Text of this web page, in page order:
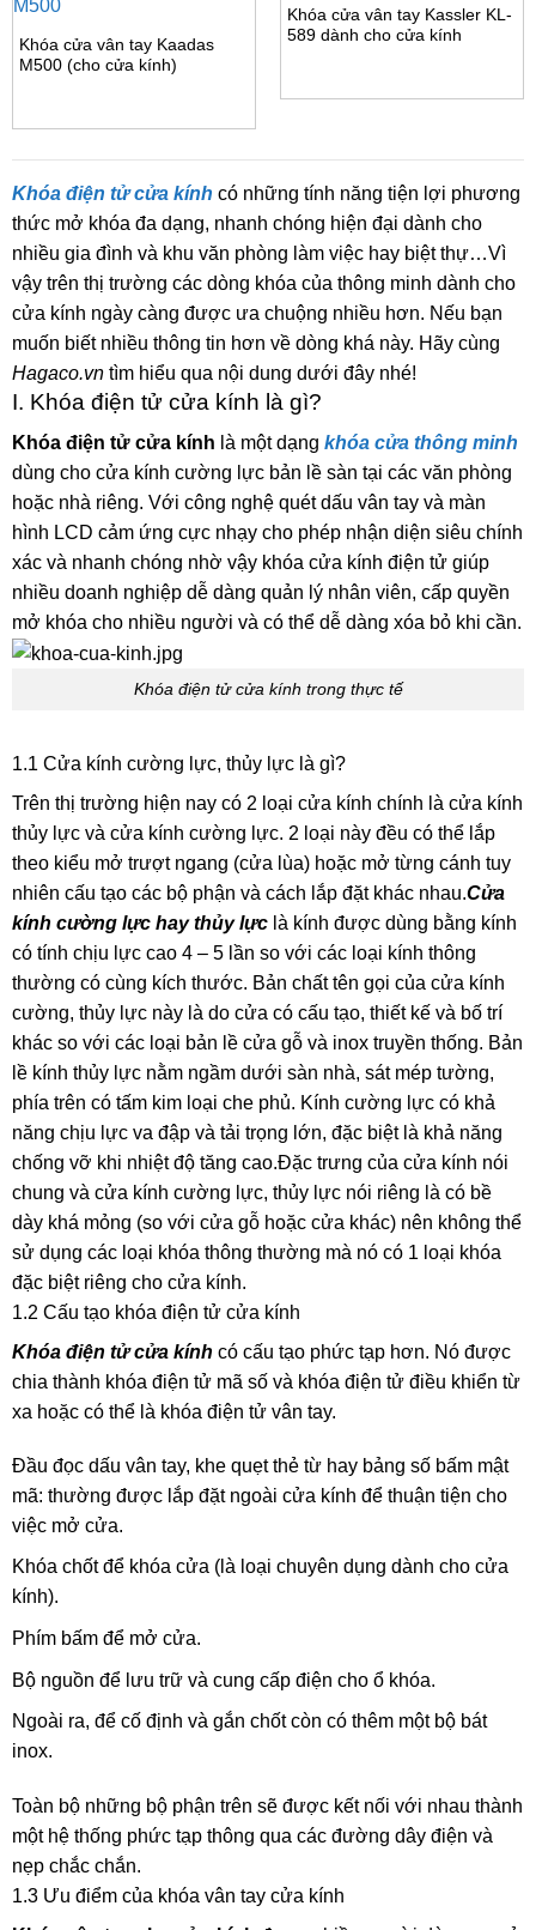
Khóa cửa vân tay Kaadas
M500 (cho cửa kính)
Khóa cửa vân tay Kassler KL-
589 dành cho cửa kính
Khóa điện tử cửa kính có những tính năng tiện lợi phương
thức mở khóa đa dạng, nhanh chóng hiện đại dành cho
nhiều gia đình và khu văn phòng làm việc hay biệt thự…Vì
vậy trên thị trường các dòng khóa của thông minh dành cho
cửa kính ngày càng được ưa chuộng nhiều hơn. Nếu bạn
muốn biết nhiều thông tin hơn về dòng khá này. Hãy cùng
Hagaco.vn tìm hiểu qua nội dung dưới đây nhé!
I. Khóa điện tử cửa kính là gì?
Khóa điện tử cửa kính là một dạng khóa cửa thông minh
dùng cho cửa kính cường lực bản lề sàn tại các văn phòng
hoặc nhà riêng. Với công nghệ quét dấu vân tay và màn
hình LCD cảm ứng cực nhạy cho phép nhận diện siêu chính
xác và nhanh chóng nhờ vậy khóa cửa kính điện tử giúp
nhiều doanh nghiệp dễ dàng quản lý nhân viên, cấp quyền
mở khóa cho nhiều người và có thể dễ dàng xóa bỏ khi cần.
Khóa điện tử cửa kính trong thực tế
1.1 Cửa kính cường lực, thủy lực là gì?
Trên thị trường hiện nay có 2 loại cửa kính chính là cửa kính
thủy lực và cửa kính cường lực. 2 loại này đều có thể lắp
theo kiểu mở trượt ngang (cửa lùa) hoặc mở từng cánh tuy
nhiên cấu tạo các bộ phận và cách lắp đặt khác nhau.Cửa
kính cường lực hay thủy lực là kính được dùng bằng kính
có tính chịu lực cao 4 – 5 lần so với các loại kính thông
thường có cùng kích thước. Bản chất tên gọi của cửa kính
cường, thủy lực này là do cửa có cấu tạo, thiết kế và bố trí
khác so với các loại bản lề cửa gỗ và inox truyền thống. Bản
lề kính thủy lực nằm ngầm dưới sàn nhà, sát mép tường,
phía trên có tấm kim loại che phủ. Kính cường lực có khả
năng chịu lực va đập và tải trọng lớn, đặc biệt là khả năng
chống vỡ khi nhiệt độ tăng cao.Đặc trưng của cửa kính nói
chung và cửa kính cường lực, thủy lực nói riêng là có bề
dày khá mỏng (so với cửa gỗ hoặc cửa khác) nên không thể
sử dụng các loại khóa thông thường mà nó có 1 loại khóa
đặc biệt riêng cho cửa kính.
1.2 Cấu tạo khóa điện tử cửa kính
Khóa điện tử cửa kính có cấu tạo phức tạp hơn. Nó được
chia thành khóa điện tử mã số và khóa điện tử điều khiển từ
xa hoặc có thể là khóa điện tử vân tay.
Đầu đọc dấu vân tay, khe quẹt thẻ từ hay bảng số bấm mật
mã: thường được lắp đặt ngoài cửa kính để thuận tiện cho
việc mở cửa.
Khóa chốt để khóa cửa (là loại chuyên dụng dành cho cửa
kính).
Phím bấm để mở cửa.
Bộ nguồn để lưu trữ và cung cấp điện cho ổ khóa.
Ngoài ra, để cố định và gắn chốt còn có thêm một bộ bát
inox.
Toàn bộ những bộ phận trên sẽ được kết nối với nhau thành
một hệ thống phức tạp thông qua các đường dây điện và
nẹp chắc chắn.
1.3 Ưu điểm của khóa vân tay cửa kính